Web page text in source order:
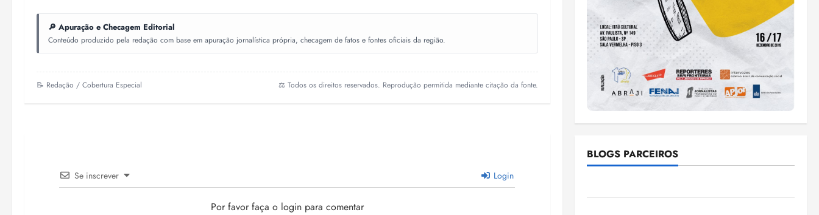
🔎 Apuração e Checagem Editorial
Conteúdo produzido pela redação com base em apuração jornalística própria, checagem de fatos e fontes oficiais da região.
📝 Redação / Cobertura Especial ⚖️ Todos os direitos reservados. Reprodução permitida mediante citação da fonte.
Se inscrever Login
Por favor faça o login para comentar
BLOGS PARCEIROS